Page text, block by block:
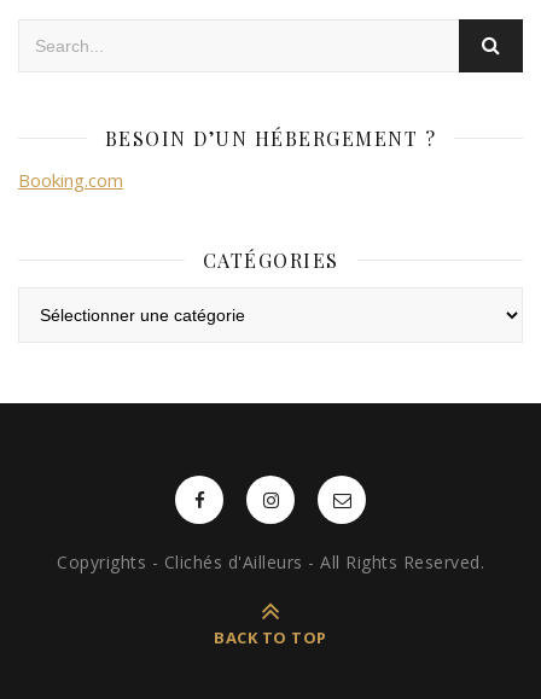
BESOIN D’UN HÉBERGEMENT ?
Booking.com
CATÉGORIES
Copyrights - Clichés d'Ailleurs - All Rights Reserved.
BACK TO TOP